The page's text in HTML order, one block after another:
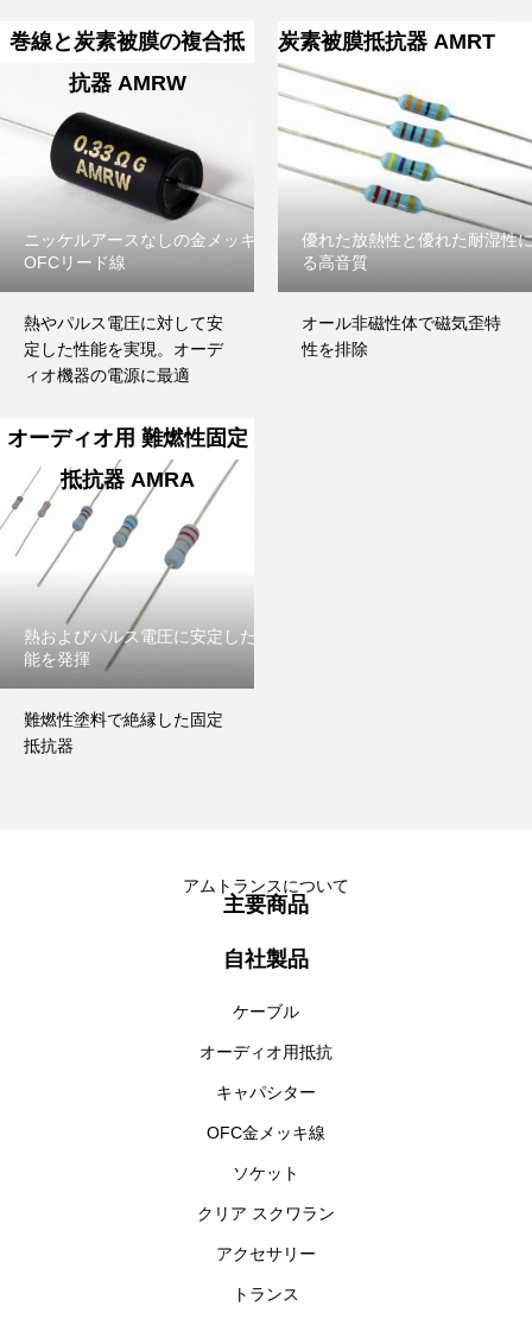
巻線と炭素被膜の複合抵
抗器 AMRW
ニッケルアースなしの金メッキ
OFCリード線
熱やパルス電圧に対して安
定した性能を実現。オーデ
ィオ機器の電源に最適
炭素被膜抵抗器 AMRT
優れた放熱性と優れた耐湿性
る高音質
オール非磁性体で磁気歪特
性を排除
オーディオ用 難燃性固定
抵抗器 AMRA
熱およびパルス電圧に安定した性
能を発揮
難燃性塗料で絶縁した固定
抵抗器
アムトランスについて
主要商品
自社製品
ケーブル
オーディオ用抵抗
キャパシター
OFC金メッキ線
ソケット
クリア スクワラン
アクセサリー
トランス